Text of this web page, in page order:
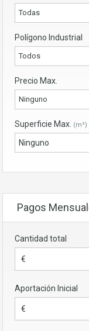
Todas
Polígono Industrial
Todos
Precio Max.
Ninguno
Superficie Max. (m²)
Pagos
Cantidad total
Aportación Inicial